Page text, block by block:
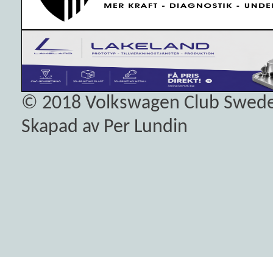
© 2018 Volkswagen Club
Skapad av Per Lundin